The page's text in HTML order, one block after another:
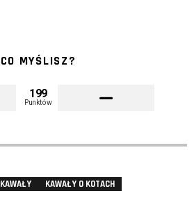
CO MYŚLISZ?
199
Punktów
KAWAŁY
KAWAŁY O KOTACH